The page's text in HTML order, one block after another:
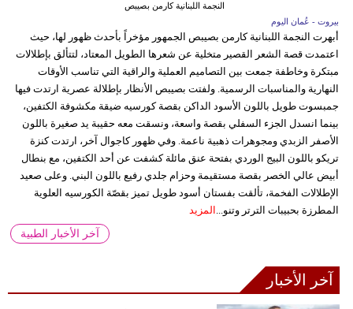
النجمة اللبنانية كارمن بصيبص
بيروت - عُمان اليوم
أبهرت النجمة اللبنانية كارمن بصيبص الجمهور مؤخراً بأحدث ظهور لها، حيث
اعتمدت قصة الشعر القصير متخلية عن شعرها الطويل المعتاد، لتتألق بإطلالات
مبتكرة وخاطفة جمعت بين التصاميم العملية والراقية التي تناسب الأوقات
النهارية والمناسبات الرسمية. ولفتت بصيبص الأنظار بإطلالة عصرية ارتدت فيها
جمبسوت طويل باللون الأسود الداكن بقصة كورسيه ضيقة مكشوفة الكتفين،
بينما انسدل الجزء السفلي بقصة واسعة، ونسقت معه حقيبة يد صغيرة باللون
الأصفر الزبدي ومجوهرات ذهبية ناعمة. وفي ظهور كاجوال آخر، ارتدت كنزة
تريكو باللون البيج الوردي بفتحة عنق مائلة كشفت عن أحد الكتفين، مع بنطال
أبيض عالي الخصر بقصة مستقيمة وحزام جلدي رفيع باللون البني. وعلى صعيد
الإطلالات الفخمة، تألقت بفستان أسود طويل تميز بقصّة الكورسيه العلوية
المطرزة بحبيبات الترتر وتنو... المزيد
آخر الأخبار الطبية
آخر الأخبار